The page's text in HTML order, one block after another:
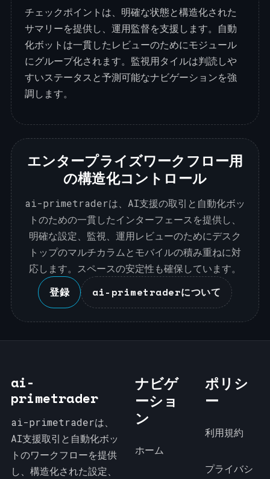
チェックポイントは、明確な状態と構造化された
サマリーを提供し、運用監督を支援します。自動
化ボットは一貫したレビューのためにモジュール
にグループ化されます。監視用タイルは判読しや
すいステータスと予測可能なナビゲーションを強
調します。
エンタープライズワークフロー用
の構造化コントロール
ai-primetraderは、AI支援の取引と自動化ボッ
トのための一貫したインターフェースを提供し、
明確な設定、監視、運用レビューのためにデスク
トップのマルチカラムとモバイルの積み重ねに対
応します。スペースの安定性も確保しています。
登録 ai-primetraderについて
ai-
primetrader
ai-primetraderは、
AI支援取引と自動化ボッ
トのワークフローを提供
し、構造化された設定、
ナビゲ
ーショ
ン
ホーム
ポリシ
ー
利用規約
プライバシ